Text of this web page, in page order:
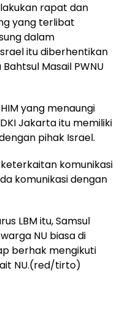
rapat dan
yang terlibat
dalam
itu diberhentikan
Masail PWNU
yang menaungi
Jakarta itu memiliki
pihak Israel.
komunikasi
komunikasi dengan
LBM itu, Samsul
NU biasa di
berhak mengikuti
NU.(red/tirto)